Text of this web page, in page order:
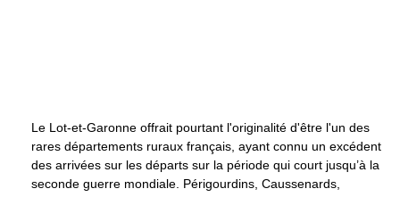
Le Lot-et-Garonne offrait pourtant l'originalité d'être l'un des
rares départements ruraux français, ayant connu un excédent
des arrivées sur les départs sur la période qui court jusqu’à la
seconde guerre mondiale. Périgourdins, Caussenards,